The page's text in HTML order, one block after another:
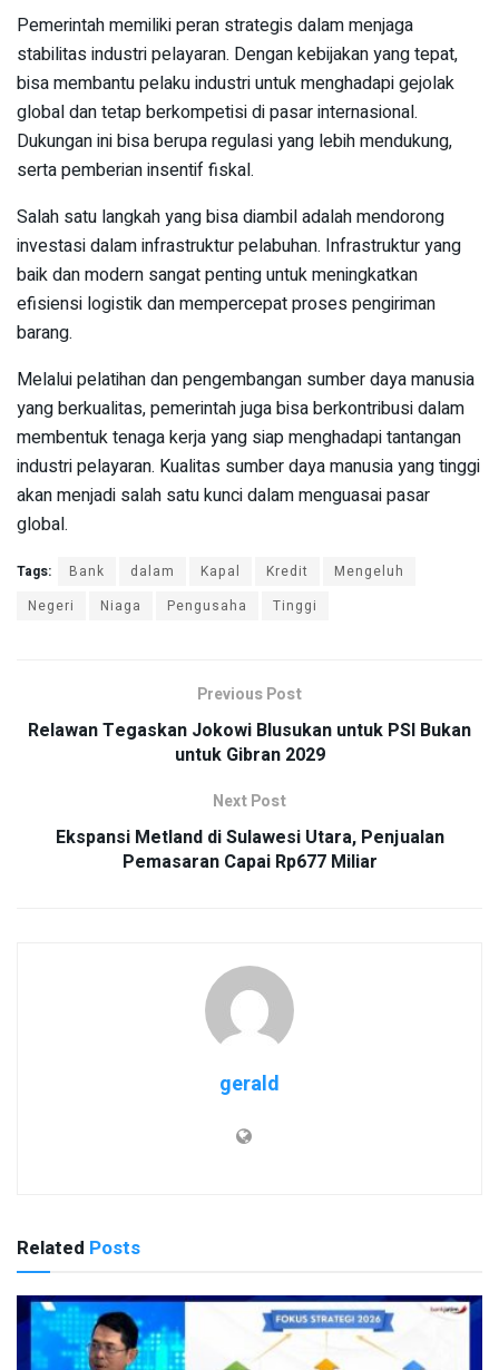
Pemerintah memiliki peran strategis dalam menjaga
stabilitas industri pelayaran. Dengan kebijakan yang tepat,
bisa membantu pelaku industri untuk menghadapi gejolak
global dan tetap berkompetisi di pasar internasional.
Dukungan ini bisa berupa regulasi yang lebih mendukung,
serta pemberian insentif fiskal.
Salah satu langkah yang bisa diambil adalah mendorong
investasi dalam infrastruktur pelabuhan. Infrastruktur yang
baik dan modern sangat penting untuk meningkatkan
efisiensi logistik dan mempercepat proses pengiriman
barang.
Melalui pelatihan dan pengembangan sumber daya manusia
yang berkualitas, pemerintah juga bisa berkontribusi dalam
membentuk tenaga kerja yang siap menghadapi tantangan
industri pelayaran. Kualitas sumber daya manusia yang tinggi
akan menjadi salah satu kunci dalam menguasai pasar
global.
Tags: Bank dalam Kapal Kredit
Mengeluh
Negeri
Niaga Pengusaha Tinggi
Previous Post
Relawan Tegaskan Jokowi Blusukan untuk PSI Bukan
untuk Gibran 2029
Next Post
Ekspansi Metland di Sulawesi Utara, Penjualan
Pemasaran Capai Rp677 Miliar
gerald
Related Posts